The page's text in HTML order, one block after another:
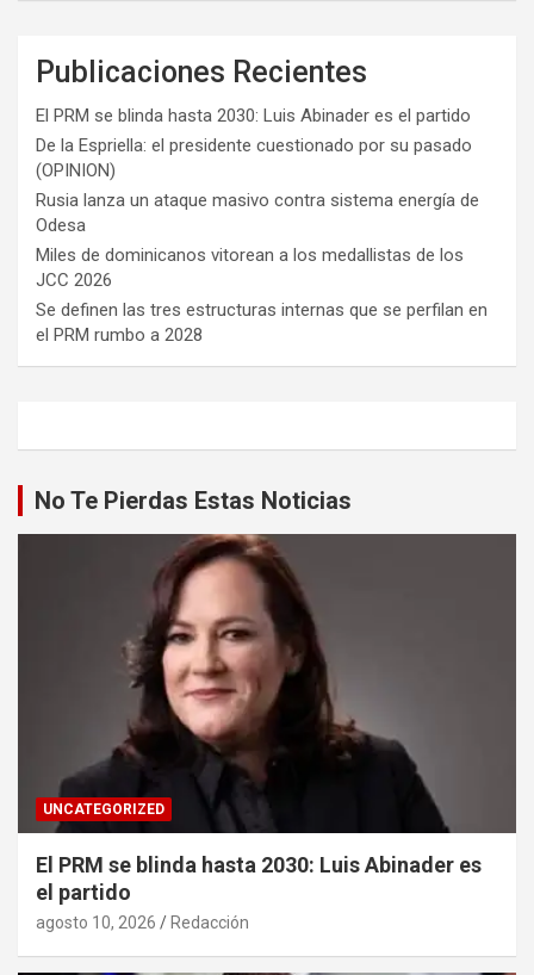
Publicaciones Recientes
El PRM se blinda hasta 2030: Luis Abinader es el partido
De la Espriella: el presidente cuestionado por su pasado
(OPINION)
Rusia lanza un ataque masivo contra sistema energía de
Odesa
Miles de dominicanos vitorean a los medallistas de los
JCC 2026
Se definen las tres estructuras internas que se perfilan en
el PRM rumbo a 2028
No Te Pierdas Estas Noticias
UNCATEGORIZED
El PRM se blinda hasta 2030: Luis Abinader es
el partido
agosto 10, 2026 Redacción